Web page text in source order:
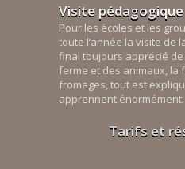
Visite pédagogique
Pour les écoles et les
toute l’année la visite de
final toujours apprécié de
ferme et des animaux, la
fromages, tout est
apprennent énormément.
Tarifs et